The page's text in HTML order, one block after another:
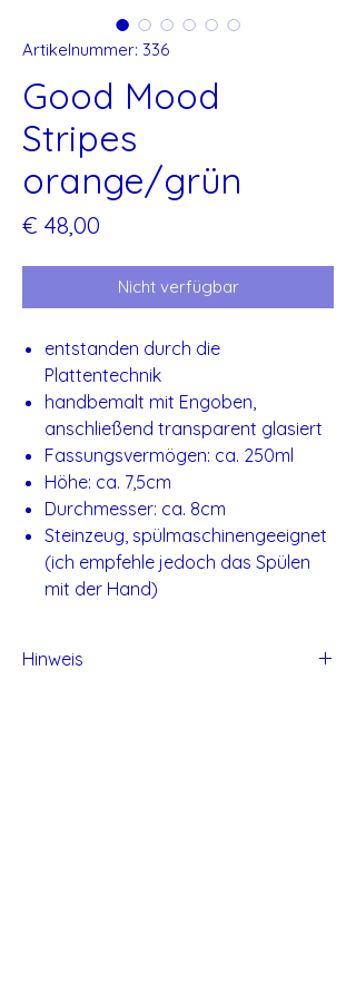
Artikelnummer: 336
Good Mood
Stripes
orange/grün
€ 48,00
Nicht verfügbar
entstanden durch die
Plattentechnik
handbemalt mit Engoben,
anschließend transparent glasiert
Fassungsvermögen: ca. 250ml
Höhe: ca. 7,5cm
Durchmesser: ca. 8cm
Steinzeug, spülmaschinengeeignet
(ich empfehle jedoch das Spülen
mit der Hand)
Hinweis